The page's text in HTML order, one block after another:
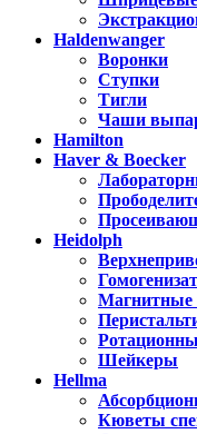
Haldenwanger
Воронки
Ступки
Тигли
Чаши
Hamilton
Haver & Boecker
Heidolph
Шейкеры
Hellma
Кюветы